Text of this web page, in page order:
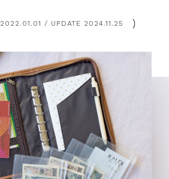
2022.01.01 / UPDATE 2024.11.25